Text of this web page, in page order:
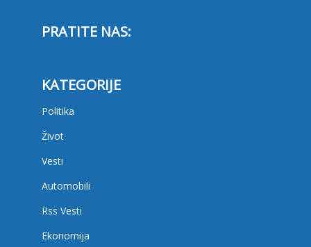
PRATITE NAS:
KATEGORIJE
Politika
Život
Vesti
Automobili
Rss Vesti
Ekonomija